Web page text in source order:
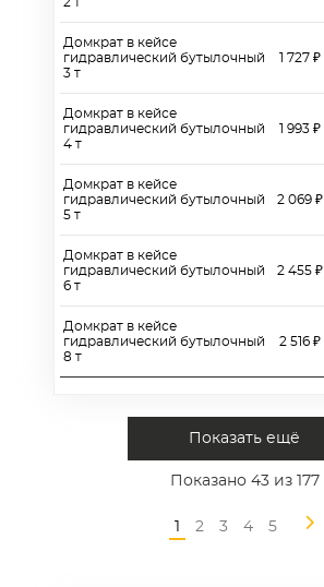
Домкрат в кейсе
гидравлический бутылочный
3 т
Домкрат в кейсе
гидравлический бутылочный
4 т
Домкрат в кейсе
гидравлический бутылочный
5 т
Домкрат в кейсе
гидравлический бутылочный
6 т
Домкрат в кейсе
гидравлический бутылочный
8 т
1 727 ₽
1 993 ₽
2 069 ₽
2 455 ₽
2 516 ₽
Показать ещё
Показано 43из 177
2 3 4 5